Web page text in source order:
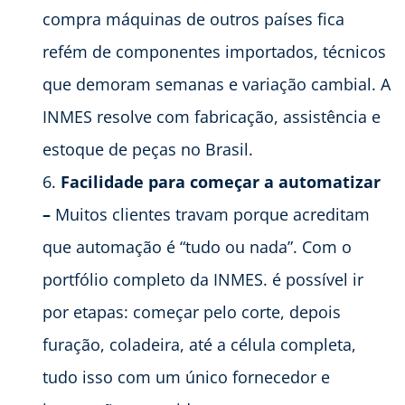
compra máquinas de outros países fica
refém de componentes importados, técnicos
que demoram semanas e variação cambial. A
INMES resolve com fabricação, assistência e
estoque de peças no Brasil.
Facilidade para começar a automatizar
– Muitos clientes travam porque acreditam
que automação é “tudo ou nada”. Com o
portfólio completo da INMES. é possível ir
por etapas: começar pelo corte, depois
furação, coladeira, até a célula completa,
tudo isso com um único fornecedor e